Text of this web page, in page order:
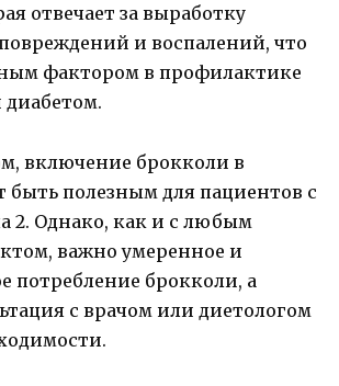
отвечает за выработку
и воспалений, что
фактором в профилактике
включение брокколи в
быть полезным для пациентов с
2. Однако, как и с любым
важно умеренное и
потребление брокколи, а
с врачом или диетологом